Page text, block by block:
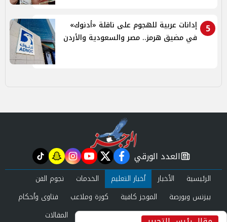
5
إدانات عربية للهجوم على ناقلة «أدنوك»
في مضيق هرمز.. مصر والسعودية والأردن
newspaper
العدد الورقي facebook
twitter
youtube
instagram
snapchat
tiktok
الرئيسية الأخبار أخبار التعليم الخدمات
نجوم الفن
بيزنس وبورصة
الموجز كافية كورة وملاعب
فتاوى وأحكام
صحة وجمال
عرب وعالم حوادث ومحاكم المقالات